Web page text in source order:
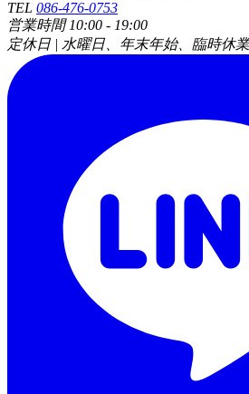
TEL 086-476-0753
営業時間 10:00 - 19:00
定休日 | 水曜日、年末年始、臨時休